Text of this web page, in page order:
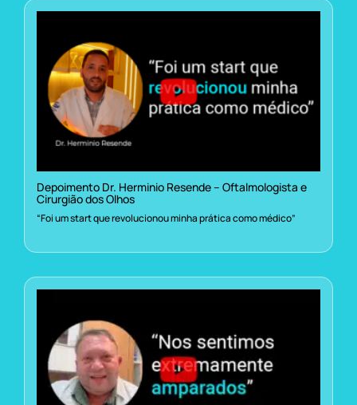
Depoimento Dr. Herminio Resende – Oftalmologista e
Cirurgião dos Olhos
“Foi um start que revolucionou minha prática como médico”